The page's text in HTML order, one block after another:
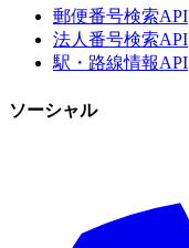
郵便番号検索API
法人番号検索API
駅・路線情報API
ソーシャル